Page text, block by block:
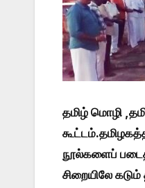
தமிழ் மொழி
நூல்களைப்
சிறையிலே